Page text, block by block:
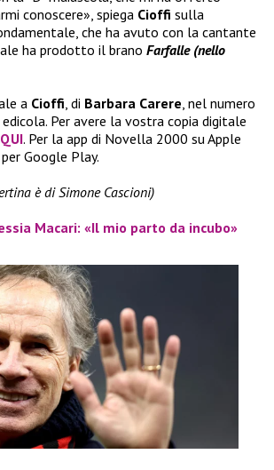
conoscere», spiega Cioffi sulla
che ha avuto con la cantante
ha prodotto il brano Farfalle (nello
a Cioffi , di Barbara Carere , nel numero
edicola. Per avere la vostra copia digitale
QUI. Per la app di Novella 2000 su Apple
per Google Play.
è di Simone Cascioni)
Macari: «Il mio parto da incubo»